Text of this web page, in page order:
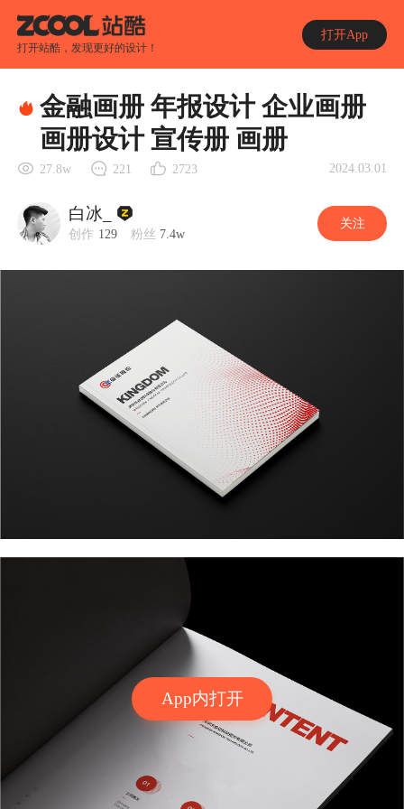
打开站酷，发现更好的设计！
打开App
App内打开
金融画册 年报设计 企业画册
画册设计 宣传册 画册
27.8w 221 2723 2024.03.01
白冰_
创作 129 粉丝 7.4w
关注